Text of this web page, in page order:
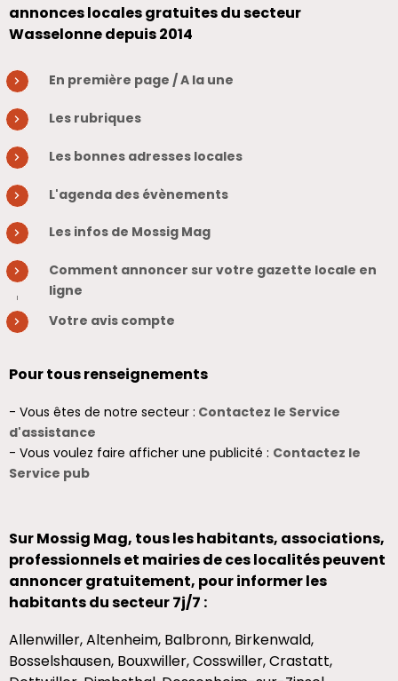
annonces locales gratuites du secteur
Wasselonne depuis 2014
En première page / A la une
Les rubriques
Les bonnes adresses locales
L'agenda des évènements
Les infos de Mossig Mag
Comment annoncer sur votre gazette locale en
ligne
Votre avis compte
Pour tous renseignements
- Vous êtes de notre secteur : Contactez le Service
d'assistance
- Vous voulez faire afficher une publicité : Contactez le
Service pub
Sur Mossig Mag, tous les habitants, associations,
professionnels et mairies de ces localités peuvent
annoncer gratuitement, pour informer les
habitants du secteur 7j/7 :
Allenwiller, Altenheim, Balbronn, Birkenwald,
Bosselshausen, Bouxwiller, Cosswiller, Crastatt,